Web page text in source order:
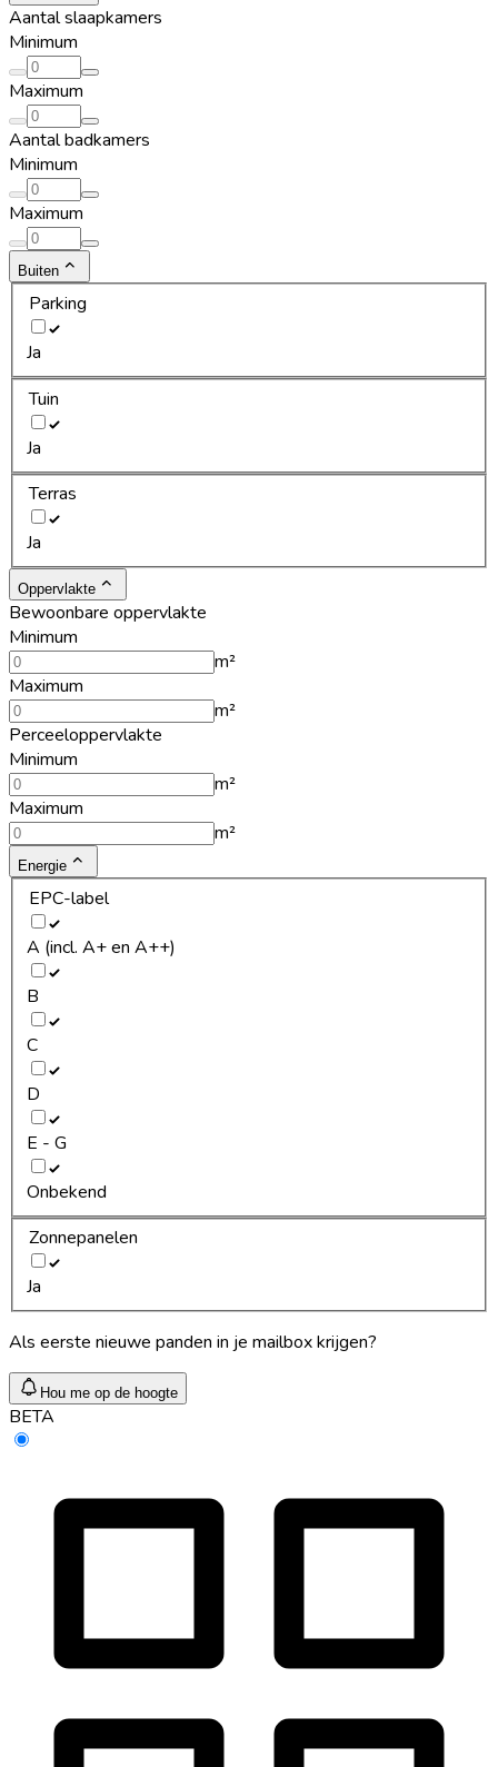
Aantal slaapkamers
Minimum
Maximum
Aantal badkamers
Minimum
Maximum
Buiten
Parking
Ja
Tuin
Ja
Terras
Ja
Oppervlakte
Bewoonbare oppervlakte
Minimum
m²
Maximum
m²
Perceeloppervlakte
Minimum
m²
Maximum
m²
Energie
EPC-label
A (incl. A+ en A++)
B
C
D
E - G
Onbekend
Zonnepanelen
Ja
Als eerste nieuwe panden in je mailbox krijgen?
Hou me op de hoogte
BETA